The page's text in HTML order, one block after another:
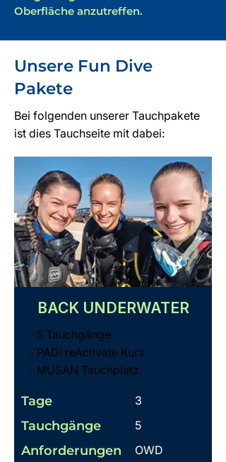
Oberfläche anzutreffen.
Unsere Fun Dive
Pakete
Bei folgenden unserer Tauchpakete
ist dies Tauchseite mit dabei:
BACK UNDERWATER
- 5 Tauchgänge
- PADI reActivate Kurs
- MUSAN Tauchplatz
Tage
Tauchgänge
Anforderungen
3
5
OWD